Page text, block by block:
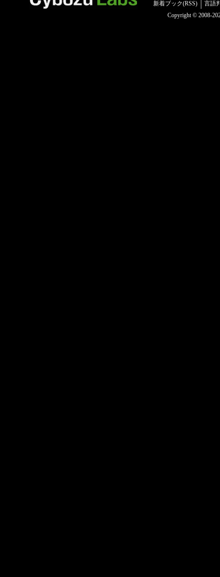
新着ブック(RSS)
言語
Copyright © 2008-